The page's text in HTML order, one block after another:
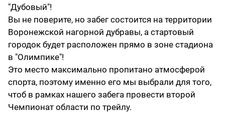
"Дубовый"!
Вы не поверите, но забег состоится на территории
Воронежской нагорной дубравы, а стартовый
городок будет расположен прямо в зоне стадиона
в "Олимпике"!
Это место максимально пропитано атмосферой
спорта, поэтому именно его мы выбрали для того,
чтоб в рамках нашего забега провести второй
Чемпионат области по трейлу.